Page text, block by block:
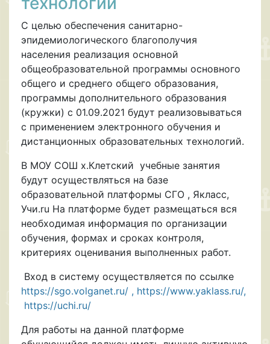
С целью обеспечения санитарно-
эпидемиологического благополучия
населения реализация основной
общеобразовательной программы основного
общего и среднего общего образования,
программы дополнительного образования
(кружки) с 01.09.2021 будут реализовываться
с применением электронного обучения и
дистанционных образовательных технологий.
В МОУ СОШ х.Клетский учебные занятия
будут осуществляться на базе
образовательной платформы СГО , Якласс,
Учи.ru На платформе будет размещаться вся
необходимая информация по организации
обучения, формах и сроках контроля,
критериях оценивания выполненных работ.
Вход в систему осуществляется по ссылке
https://sgo.volganet.ru/ , https://www.yaklass.ru/,
https://uchi.ru/
Для работы на данной платформе